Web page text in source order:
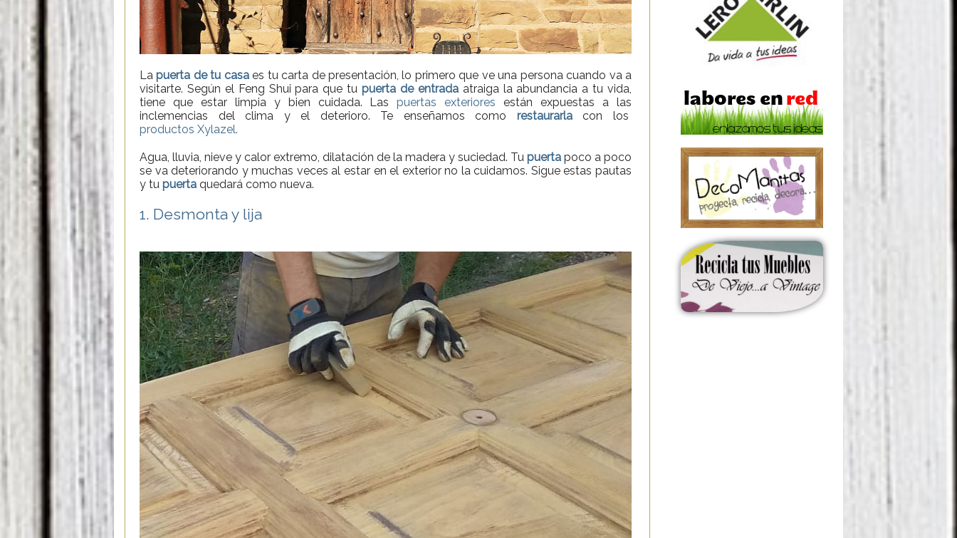
Lapuerta de tu casaes tu carta de presentación, lo primero que ve una persona cuando va a
visitarte. Según el Feng Shui para que tu puerta de entradaatraiga la abundancia a tu vida,
tiene que estar limpia y bien cuidada. Laspuertas exteriores están expuestas a las
inclemencias del clima y el deterioro. Te enseñamos como restaurarlacon los
productos Xylazel.
Agua, lluvia, nieve y calor extremo, dilatación de la madera y suciedad. Tu puerta poco a poco
se va deteriorando y muchas veces al estar en el exterior no la cuidamos. Sigue estas pautas
y tu puerta quedará como nueva.
1. Desmonta y lija